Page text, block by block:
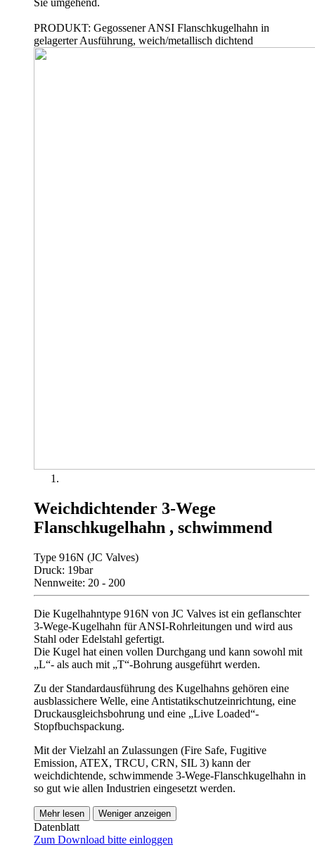
Sie umgehend.
PRODUKT: Gegossener ANSI Flanschkugelhahn in
gelagerter Ausführung, weich/metallisch dichtend
Weichdichtender 3-Wege
Flanschkugelhahn , schwimmend
Type 916N (JC Valves)
Druck: 19bar
Nennweite: 20 - 200
Die Kugelhahntype 916N von JC Valves ist ein geflanschter
3-Wege-Kugelhahn für ANSI-Rohrleitungen und wird aus
Stahl oder Edelstahl gefertigt.
Die Kugel hat einen vollen Durchgang und kann sowohl mit
„L“- als auch mit „T“-Bohrung ausgeführt werden.
Zu der Standardausführung des Kugelhahns gehören eine
ausblassichere Welle, eine Antistatikschutzeinrichtung, eine
Druckausgleichsbohrung und eine „Live Loaded“-
Stopfbuchspackung.
Mit der Vielzahl an Zulassungen (Fire Safe, Fugitive
Emission, ATEX, TRCU, CRN, SIL 3) kann der
weichdichtende, schwimmende 3-Wege-Flanschkugelhahn in
so gut wie allen Industrien eingesetzt werden.
Mehr lesen Weniger anzeigen
Datenblatt
Zum Download bitte einloggen